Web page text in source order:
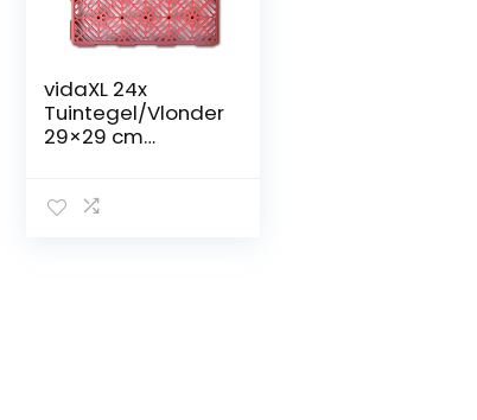
vidaXL 24x
Tuintegel/Vlonder
29×29 cm
Slip